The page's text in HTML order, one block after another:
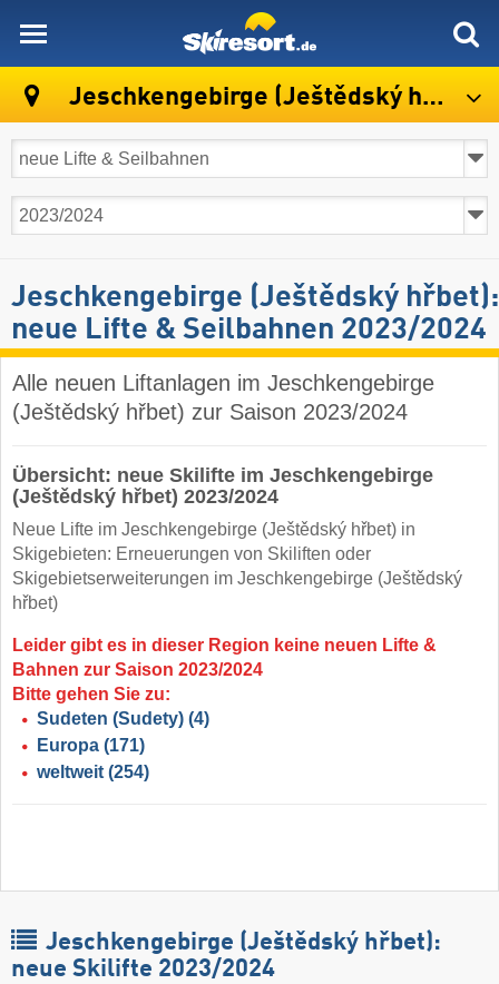
Jeschkengebirge (Ještědský hřbet)
Jeschkengebirge (Ještědský hřbet):
neue Lifte & Seilbahnen 2023/2024
Alle neuen Liftanlagen im Jeschkengebirge
(Ještědský hřbet) zur Saison 2023/2024
Übersicht: neue Skilifte im Jeschkengebirge
(Ještědský hřbet) 2023/2024
Neue Lifte im Jeschkengebirge (Ještědský hřbet) in
Skigebieten: Erneuerungen von Skiliften oder
Skigebietserweiterungen im Jeschkengebirge (Ještědský
hřbet)
Leider gibt es in dieser Region keine neuen Lifte &
Bahnen zur Saison 2023/2024
Bitte gehen Sie zu:
Sudeten (Sudety) (4)
Europa (171)
weltweit (254)
Jeschkengebirge (Ještědský hřbet):
neue Skilifte 2023/2024